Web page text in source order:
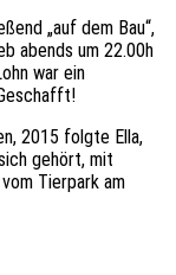
„auf dem Bau“,
abends um 22.00h
war ein
2015 folgte Ella,
gehört, mit
Tierpark am